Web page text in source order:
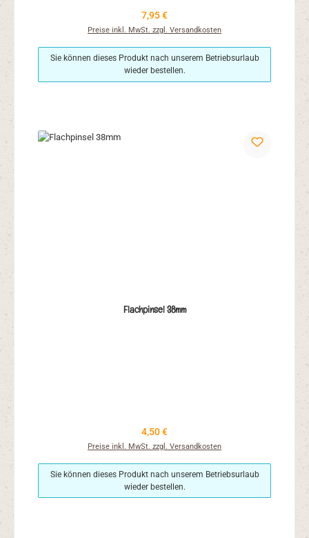
Regulärer Preis:
7,95 €
Preise inkl. MwSt. zzgl. Versandkosten
Sie können dieses Produkt nach unserem Betriebsurlaub
wieder bestellen.
Flachpinsel 38mm
Regulärer Preis:
4,50 €
Preise inkl. MwSt. zzgl. Versandkosten
Sie können dieses Produkt nach unserem Betriebsurlaub
wieder bestellen.